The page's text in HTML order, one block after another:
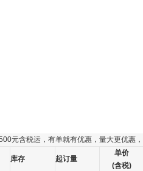
元含税运，有单就有优惠，量大更优惠
库存 起订量
单价
(含税)